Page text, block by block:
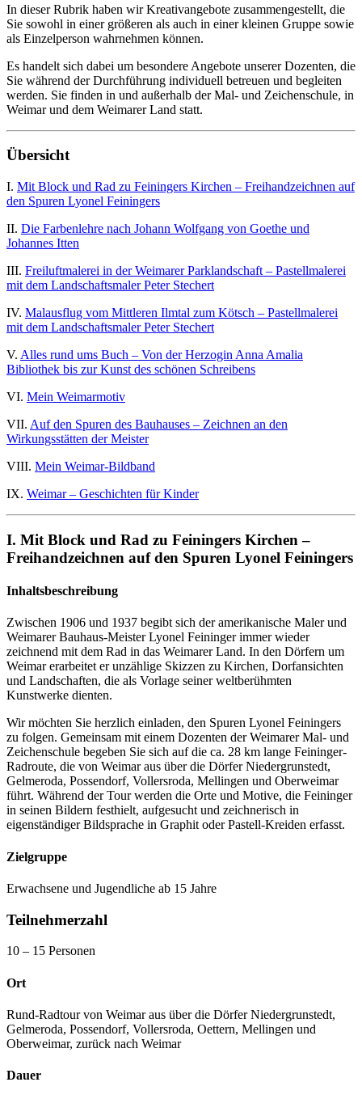
In dieser Rubrik haben wir Kreativangebote zusammengestellt, die
Sie sowohl in einer größeren als auch in einer kleinen Gruppe sowie
als Einzelperson wahrnehmen können.
Es handelt sich dabei um besondere Angebote unserer Dozenten, die
Sie während der Durchführung individuell betreuen und begleiten
werden. Sie finden in und außerhalb der Mal- und Zeichenschule, in
Weimar und dem Weimarer Land statt.
Übersicht
I. Mit Block und Rad zu Feiningers Kirchen – Freihandzeichnen auf
den Spuren Lyonel Feiningers
II. Die Farbenlehre nach Johann Wolfgang von Goethe und
Johannes Itten
III. Freiluftmalerei in der Weimarer Parklandschaft – Pastellmalerei
mit dem Landschaftsmaler Peter Stechert
IV. Malausflug vom Mittleren Ilmtal zum Kötsch – Pastellmalerei
mit dem Landschaftsmaler Peter Stechert
V. Alles rund ums Buch – Von der Herzogin Anna Amalia
Bibliothek bis zur Kunst des schönen Schreibens
VI. Mein Weimarmotiv
VII. Auf den Spuren des Bauhauses – Zeichnen an den
Wirkungsstätten der Meister
VIII. Mein Weimar-Bildband
IX. Weimar – Geschichten für Kinder
I. Mit Block und Rad zu Feiningers Kirchen –
Freihandzeichnen auf den Spuren Lyonel Feiningers
Inhaltsbeschreibung
Zwischen 1906 und 1937 begibt sich der amerikanische Maler und
Weimarer Bauhaus-Meister Lyonel Feininger immer wieder
zeichnend mit dem Rad in das Weimarer Land. In den Dörfern um
Weimar erarbeitet er unzählige Skizzen zu Kirchen, Dorfansichten
und Landschaften, die als Vorlage seiner weltberühmten
Kunstwerke dienten.
Wir möchten Sie herzlich einladen, den Spuren Lyonel Feiningers
zu folgen. Gemeinsam mit einem Dozenten der Weimarer Mal- und
Zeichenschule begeben Sie sich auf die ca. 28 km lange Feininger-
Radroute, die von Weimar aus über die Dörfer Niedergrunstedt,
Gelmeroda, Possendorf, Vollersroda, Mellingen und Oberweimar
führt. Während der Tour werden die Orte und Motive, die Feininger
in seinen Bildern festhielt, aufgesucht und zeichnerisch in
eigenständiger Bildsprache in Graphit oder Pastell-Kreiden erfasst.
Zielgruppe
Erwachsene und Jugendliche ab 15 Jahre
Teilnehmerzahl
10 – 15 Personen
Ort
Rund-Radtour von Weimar aus über die Dörfer Niedergrunstedt,
Gelmeroda, Possendorf, Vollersroda, Oettern, Mellingen und
Oberweimar, zurück nach Weimar
Dauer